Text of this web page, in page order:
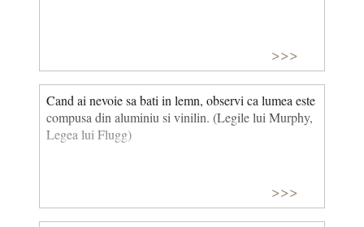
>>>
Cand ai nevoie sa bati in lemn, observi ca lumea este
compusa din aluminiu si vinilin. (Legile lui Murphy,
Legea lui Flugg)
>>>